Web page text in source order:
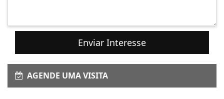
Enviar Interesse
AGENDE UMA VISITA